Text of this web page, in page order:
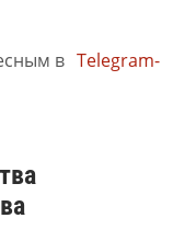
в Telegram-